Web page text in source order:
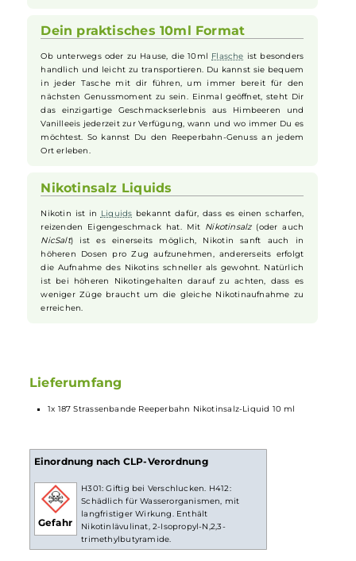
Einfache Handhabung für Dich
Die 10ml Fertig-Liquidssind praktisch und
benutzerfreundlich. Ohne zusätzlichen Aufwand kannst Du
das Liquid einfach in Deine E-Zigarette füllen und loslegen.
Die Nikotinstärke ist direkt eingestellt, sodass Du Dir darum
keine Gedanken machen musst. Durch die maximale
gesetzliche Füllmenge von 10ml sind sie ideal zum
Ausprobieren und perfekt für einen erlebnisreichen Tag oder
Dein praktisches 10ml Format
Ob unterwegs oder zu Hause, die 10ml Flascheist besonders
handlich und leicht zu transportieren. Du kannst sie bequem
in jeder Tasche mit dir führen, um immer bereit für den
nächsten Genussmoment zu sein. Einmal geöffnet, steht Dir
das einzigartige Geschmackserlebnis aus Himbeeren und
Vanilleeis jederzeit zur Verfügung, wann und wo immer Du es
Nikotinsalz Liquids
Nikotin ist inLiquidsbekannt dafür, dass es einen scharfen,
höheren Dosen pro Zug aufzunehmen, andererseits erfolgt
ist bei höheren Nikotingehalten darauf zu achten, dass es
weniger Züge braucht um die gleiche Nikotinaufnahme zu
erreichen.